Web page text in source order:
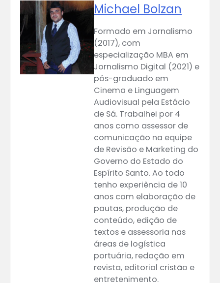
Michael Bolzan
Formado em Jornalismo
(2017), com
especialização MBA em
Jornalismo Digital (2021) e
pós-graduado em
Cinema e Linguagem
Audiovisual pela Estácio
de Sá. Trabalhei por 4
anos como assessor de
comunicação na equipe
de Revisão e Marketing do
Governo do Estado do
Espírito Santo. Ao todo
tenho experiência de 10
anos com elaboração de
pautas, produção de
conteúdo, edição de
textos e assessoria nas
áreas de logística
portuária, redação em
revista, editorial cristão e
entretenimento.